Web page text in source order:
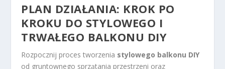
PLAN DZIAŁANIA: KROK PO
KROKU DO STYLOWEGO I
TRWAŁEGO BALKONU DIY
Rozpocznij proces tworzenia stylowego balkonu DIY
od gruntownego sprzątania przestrzeni oraz